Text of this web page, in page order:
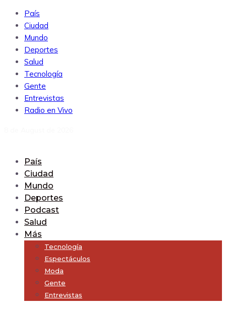
País
Ciudad
Mundo
Deportes
Salud
Tecnología
Gente
Entrevistas
Radio en Vivo
País
Ciudad
Mundo
Deportes
Podcast
Salud
Más
Tecnología
Espectáculos
Moda
Gente
Entrevistas